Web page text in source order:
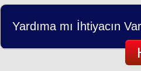
Yardıma mı İhtiyacın